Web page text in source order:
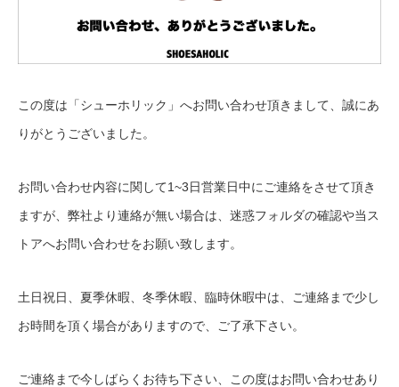
この度は「シューホリック」へお問い合わせ頂きまして、誠にあ
りがとうございました。
お問い合わせ内容に関して1~3日営業日中にご連絡をさせて頂き
ますが、弊社より連絡が無い場合は、迷惑フォルダの確認や当ス
トアへお問い合わせをお願い致します。
土日祝日、夏季休暇、冬季休暇、臨時休暇中は、ご連絡まで少し
お時間を頂く場合がありますので、ご了承下さい。
ご連絡まで今しばらくお待ち下さい、この度はお問い合わせあり